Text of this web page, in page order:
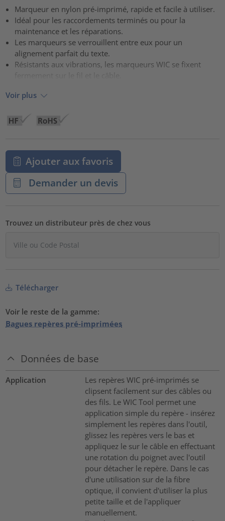
powered byUsercentrics Consent Management Platform
Marqueur en nylon pré-imprimé, rapide et facile à utiliser.
Idéal pour les raccordements terminés ou pour la
maintenance et les réparations.
Les marqueurs se verrouillent entre eux pour un
alignement parfait du texte.
Résistants aux vibrations, les marqueurs WIC se fixent
fermement sur le fil et le câble.
Voir plus
Ajouter aux favoris
Demander un devis
Trouvez un distributeur près de chez vous
Télécharger
Voir le reste de la gamme:
Bagues repères pré-imprimées
Données de base
Application
Les repères WIC pré-imprimés se
clipsent facilement sur des câbles ou
des fils. Le WIC Tool permet une
application simple du repère - insérez
simplement les repères dans l'outil,
glissez les repères vers le bas et
appliquez le sur le câble en effectuant
une rotation du poignet avec l'outil
pour détacher le repère. Dans le cas
d'une utilisation sur de la fibre
optique, il convient d'utiliser la plus
petite taille et de l'appliquer
manuellement.